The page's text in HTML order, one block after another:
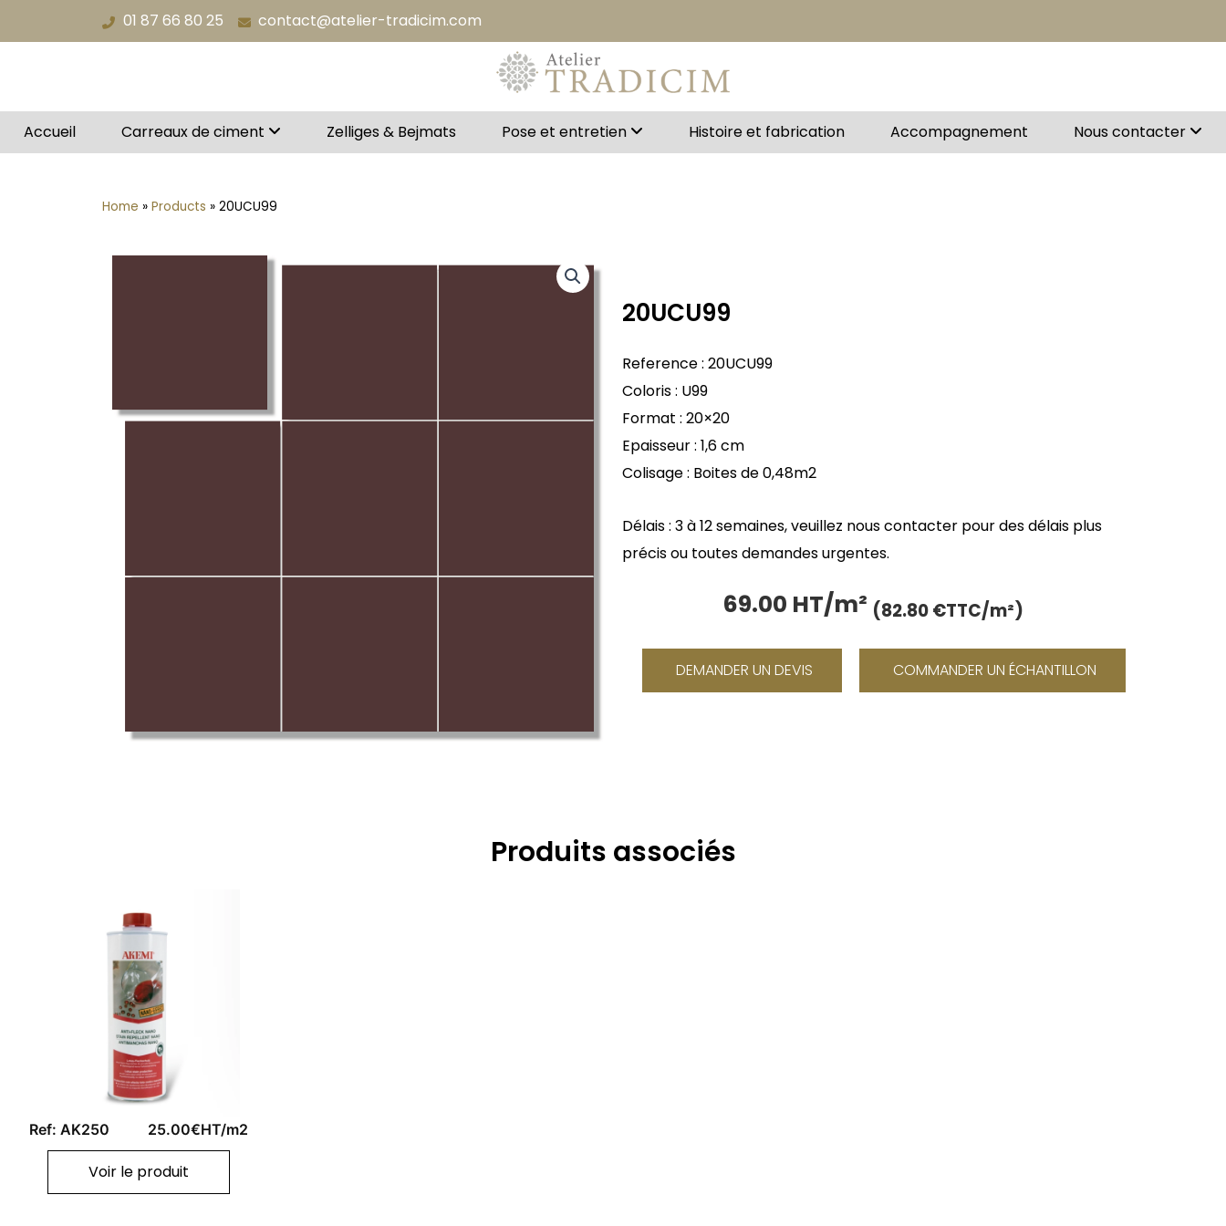
01 87 66 80 25 contact@atelier-tradicim.com
Accueil Carreaux de ciment Zelliges & Bejmats Pose et entretien Histoire et fabrication Accompagnement Nous contacter
Home » Products » 20UCU99
20UCU99
Reference : 20UCU99
Coloris : U99
Format : 20×20
Epaisseur : 1,6 cm
Colisage : Boites de 0,48m2
Délais : 3 à 12 semaines, veuillez nous contacter pour des délais plus
précis ou toutes demandes urgentes.
Le
initial
était :
86.40 €.
69.00 HT/m² (82.80 €TTC/m²)
actuel
est :
69.00 €.
DEMANDER UN DEVIS COMMANDER UN ÉCHANTILLON
Produits associés
Ref: AK250 25.00€HT/m2
Voir le produit